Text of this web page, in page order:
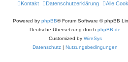
Alle
Datenschutzerklärung
Kontakt
Powered by phpBB® Forum Software © phpBB
Deutsche Übersetzung durch phpBB.de
Customized by WireSys
Datenschutz
Nutzungsbedingungen